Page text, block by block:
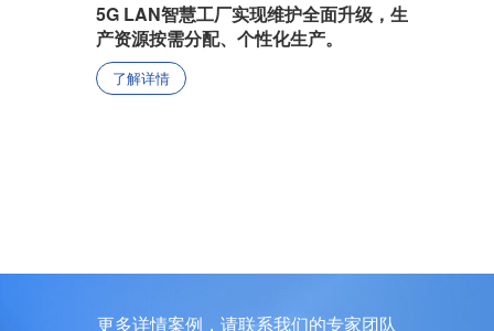
5G LAN智慧工厂实现维护全面升级，生
产资源按需分配、个性化生产。
了解详情
更多详情案例，请联系我们的专家团队